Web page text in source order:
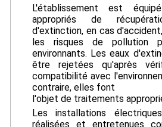
L'établissement est
appropriés de
d'extinction, en cas
les risques de pollution
environnants. Les eaux
être rejetées qu'après
compatibilité avec
contraire, elles font
l'objet de traitements
Les installations
réalisées et entretenues